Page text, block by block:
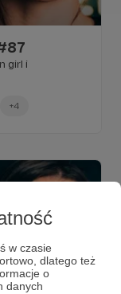
w czasie
dlatego też
o
danych
girl i
+4